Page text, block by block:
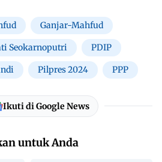
Ganjar-Mahfud
Seokarnoputri PDIP
Pilpres 2024 PPP
Ikuti di Google News
untuk Anda